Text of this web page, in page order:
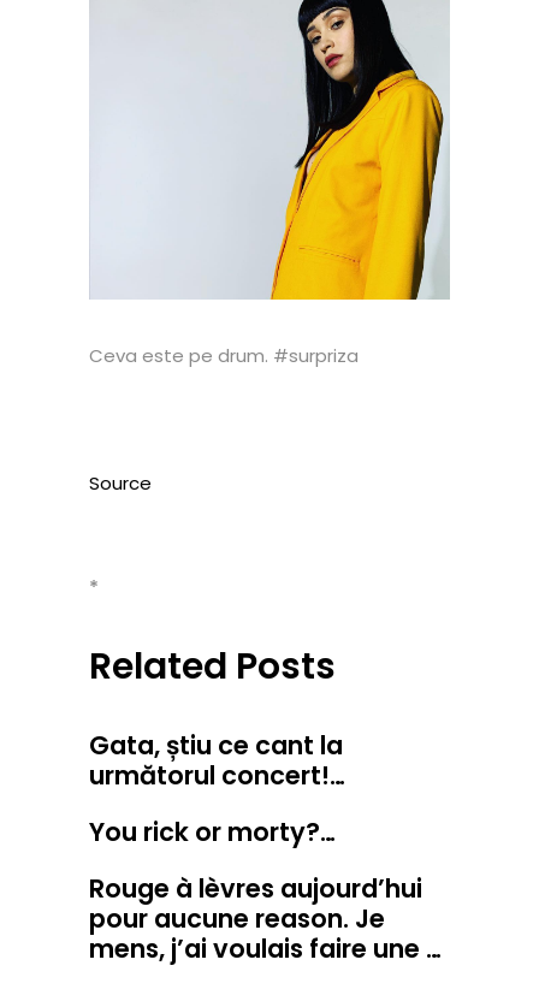
Ceva este pe drum. #surpriza
Source
*
Related Posts
Gata, știu ce cant la
următorul concert!…
You rick or morty?…
Rouge à lèvres aujourd’hui
pour aucune reason. Je
mens, j’ai voulais faire une …